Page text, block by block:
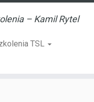
– Kamil Rytel
TSL